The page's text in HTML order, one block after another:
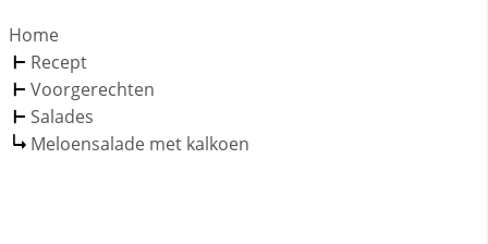
Home
Recept
Voorgerechten
Salades
Meloensalade met kalkoen